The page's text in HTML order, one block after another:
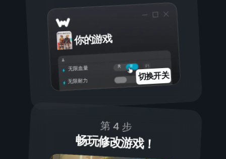
你的游戏
开
关
无限血量
无限耐力
切换开关
第 4 步
畅玩修改游戏！